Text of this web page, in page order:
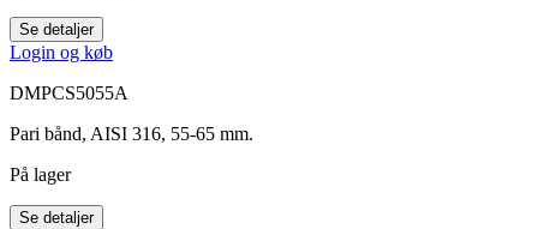
Se detaljer
Login og køb
DMPCS5055A
Pari bånd, AISI 316, 55-65 mm.
På lager
Se detaljer